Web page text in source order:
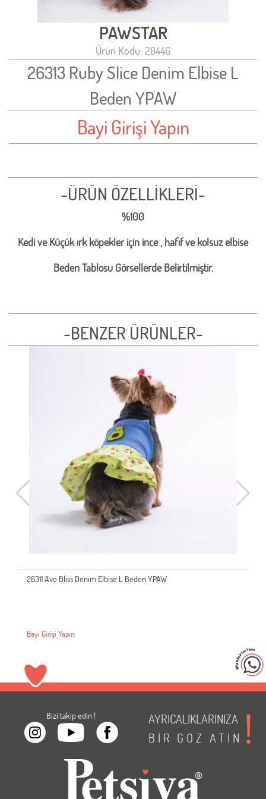
PAWSTAR
Ürün Kodu: 28446
26313 Ruby Slice Denim Elbise L
Beden YPAW
Bayi Girişi Yapın
-ÜRÜN ÖZELLİKLERİ-
%100
Kedi ve Küçük ırk köpekler için ince , hafif ve kolsuz elbise
Beden Tablosu Görsellerde Belirtilmiştir.
-BENZER ÜRÜNLER-
26311 Avo Bliss Denim Elbise L Beden YPAW
Bayi Girişi Yapın
Bizi takip edin !
AYRICALIKLARINIZA
BİR GÖZ ATIN